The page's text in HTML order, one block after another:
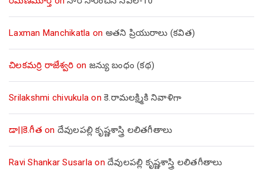
Laxman Manchikatla on అతని ప్రియురాలు (కవిత)
చిలకమర్రి రాజేశ్వరి on జన్యు బంధం (కథ)
Srilakshmi chivukula on కె.రామలక్ష్మికి నివాళిగా
డా||కె.గీత on దేవులపల్లి కృష్ణశాస్త్రి లలితగీతాలు
Ravi Shankar Susarla on దేవులపల్లి కృష్ణశాస్త్రి లలితగీతాలు